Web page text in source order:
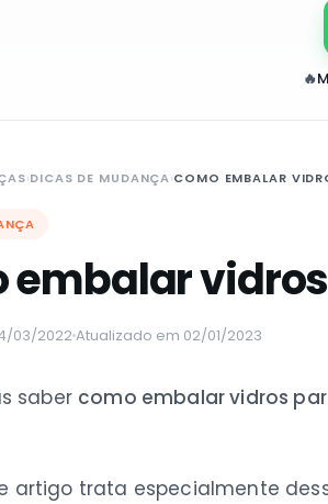
🔥
›DICAS DE MUDANÇA›COMO EMBALAR
embalar
03/2022Atualizado em 02/01/2023
saber como embalar vidros
artigo trata especialmente